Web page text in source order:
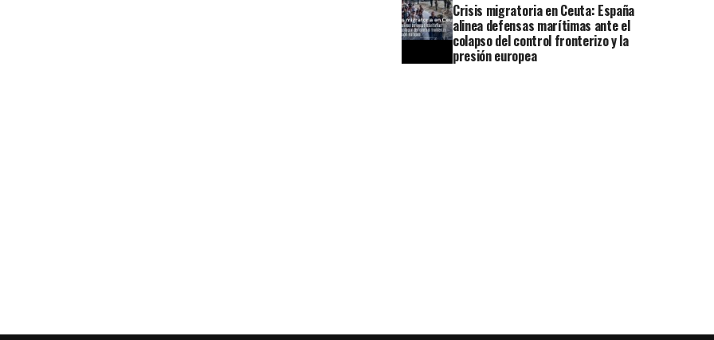
Crisis migratoria en Ceuta: España
alinea defensas marítimas ante el
colapso del control fronterizo y la
presión europea